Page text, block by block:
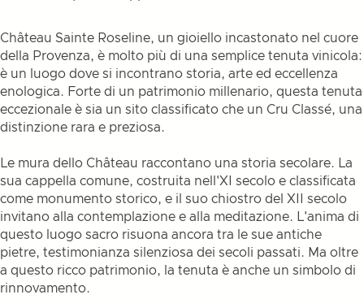
Château Sainte Roseline, un gioiello incastonato nel cuore
della Provenza, è molto più di una semplice tenuta vinicola:
è un luogo dove si incontrano storia, arte ed eccellenza
enologica. Forte di un patrimonio millenario, questa tenuta
eccezionale è sia un sito classificato che un Cru Classé, una
distinzione rara e preziosa.
Le mura dello Château raccontano una storia secolare. La
sua cappella comune, costruita nell'XI secolo e classificata
come monumento storico, e il suo chiostro del XII secolo
invitano alla contemplazione e alla meditazione. L'anima di
questo luogo sacro risuona ancora tra le sue antiche
pietre, testimonianza silenziosa dei secoli passati. Ma oltre
a questo ricco patrimonio, la tenuta è anche un simbolo di
rinnovamento.